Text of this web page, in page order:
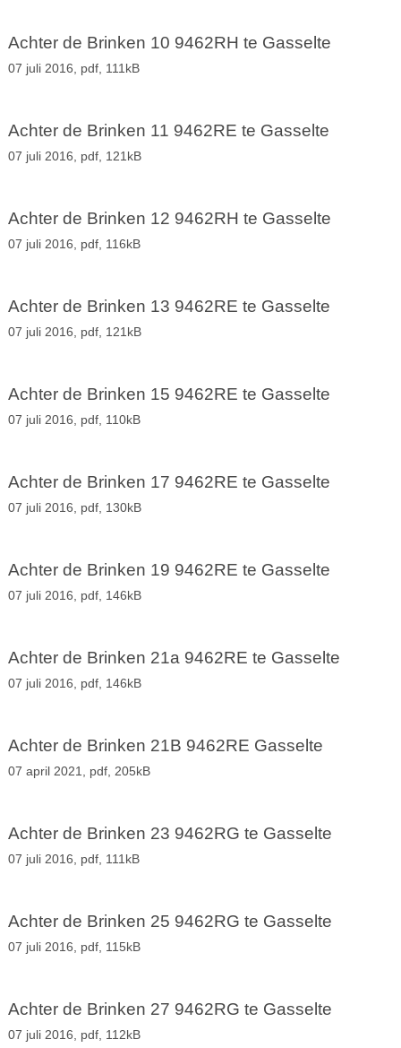
Achter de Brinken 10 9462RH te Gasselte
07 juli 2016, pdf, 111kB
Achter de Brinken 11 9462RE te Gasselte
07 juli 2016, pdf, 121kB
Achter de Brinken 12 9462RH te Gasselte
07 juli 2016, pdf, 116kB
Achter de Brinken 13 9462RE te Gasselte
07 juli 2016, pdf, 121kB
Achter de Brinken 15 9462RE te Gasselte
07 juli 2016, pdf, 110kB
Achter de Brinken 17 9462RE te Gasselte
07 juli 2016, pdf, 130kB
Achter de Brinken 19 9462RE te Gasselte
07 juli 2016, pdf, 146kB
Achter de Brinken 21a 9462RE te Gasselte
07 juli 2016, pdf, 146kB
Achter de Brinken 21B 9462RE Gasselte
07 april 2021, pdf, 205kB
Achter de Brinken 23 9462RG te Gasselte
07 juli 2016, pdf, 111kB
Achter de Brinken 25 9462RG te Gasselte
07 juli 2016, pdf, 115kB
Achter de Brinken 27 9462RG te Gasselte
07 juli 2016, pdf, 112kB